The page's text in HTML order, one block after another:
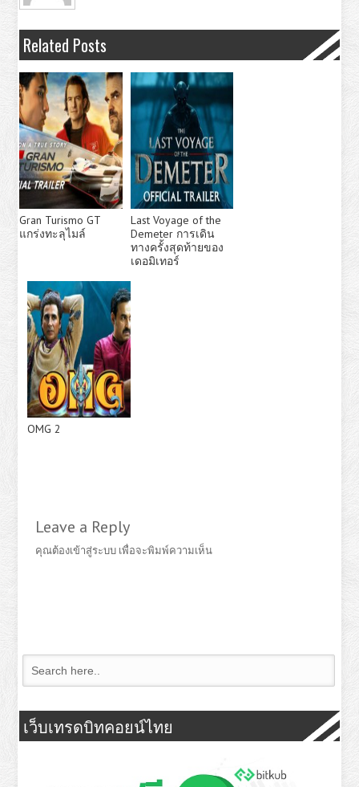
Related Posts
Gran Turismo GT
แกร่งทะลุไมล์
Last Voyage of the
Demeter การเดิน
ทางครั้งสุดท้ายของ
เดอมิเทอร์
OMG 2
Leave a Reply
คุณต้องเข้าสู่ระบบ เพื่อจะพิมพ์ความเห็น
เว็บเทรดบิทคอยน์ไทย